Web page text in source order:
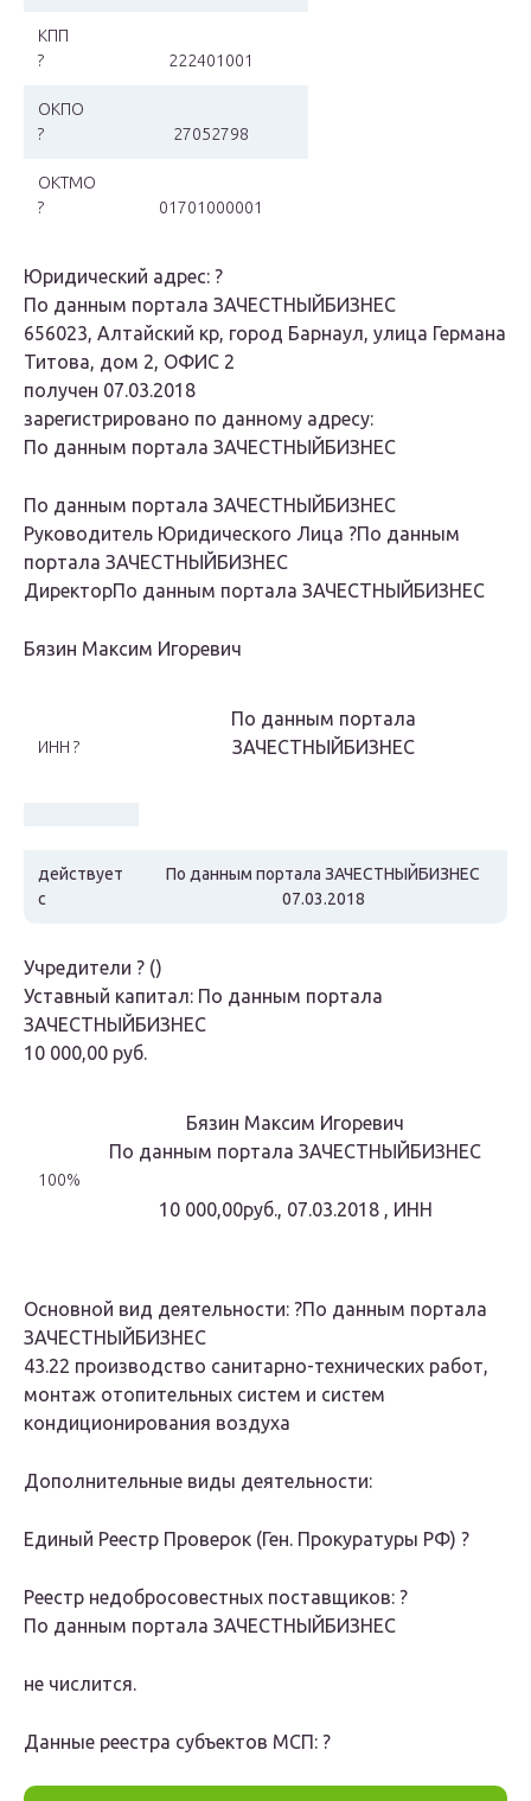
КПП
?
222401001
ОКПО
?
27052798
ОКТМО
?
01701000001
Юридический адрес: ?
По данным портала ЗАЧЕСТНЫЙБИЗНЕС
656023, Алтайский кр, город Барнаул, улица Германа
Титова, дом 2, ОФИС 2
получен 07.03.2018
зарегистрировано по данному адресу:
По данным портала ЗАЧЕСТНЫЙБИЗНЕС
По данным портала ЗАЧЕСТНЫЙБИЗНЕС
Руководитель Юридического Лица ?По данным
портала ЗАЧЕСТНЫЙБИЗНЕС
ДиректорПо данным портала ЗАЧЕСТНЫЙБИЗНЕС
Бязин Максим Игоревич
ИНН ?
По данным портала
ЗАЧЕСТНЫЙБИЗНЕС
действует
с
По данным портала ЗАЧЕСТНЫЙБИЗНЕС
07.03.2018
Учредители ? ()
Уставный капитал: По данным портала
ЗАЧЕСТНЫЙБИЗНЕС
10 000,00 руб.
100%
Бязин Максим Игоревич
По данным портала ЗАЧЕСТНЫЙБИЗНЕС
10 000,00руб., 07.03.2018 , ИНН
Основной вид деятельности: ?По данным портала
ЗАЧЕСТНЫЙБИЗНЕС
43.22 производство санитарно-технических работ,
монтаж отопительных систем и систем
кондиционирования воздуха
Дополнительные виды деятельности:
Единый Реестр Проверок (Ген. Прокуратуры РФ) ?
Реестр недобросовестных поставщиков: ?
По данным портала ЗАЧЕСТНЫЙБИЗНЕС
не числится.
Данные реестра субъектов МСП: ?